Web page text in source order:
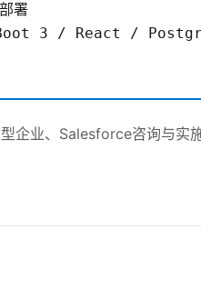
署
3 / React /
企业、Salesforce咨询与实